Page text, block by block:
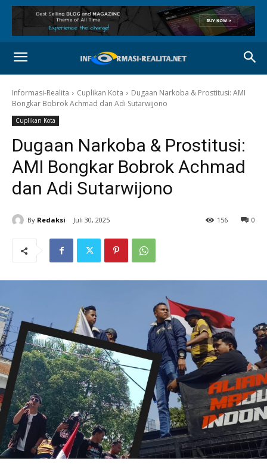
Informasi-Realita Cuplikan Kota
Dugaan Narkoba & Prostitusi: AMI
Bongkar Bobrok Achmad dan Adi Sutarwijono
Cuplikan Kota
Dugaan Narkoba & Prostitusi:
AMI Bongkar Bobrok Achmad
dan Adi Sutarwijono
By Redaksi Juli 30, 2025 0
156